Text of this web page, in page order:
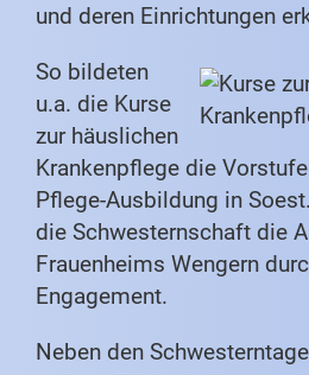
und deren Einrichtungen
So bildeten
u.a. die Kurse
zur häuslichen
Krankenpflege die
Pflege-Ausbildung in
die Schwesternschaft die
Frauenheims Wengern
Engagement.
Neben den